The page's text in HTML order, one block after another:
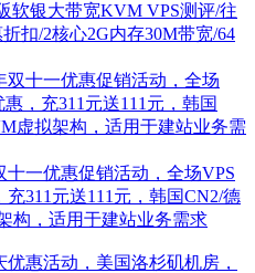
软银大带宽KVM VPS测评/往
扣/2核心2G内存30M带宽/64
十一优惠促销活动，全场VPS
311元送111元，韩国CN2/德
构，适用于建站业务需求